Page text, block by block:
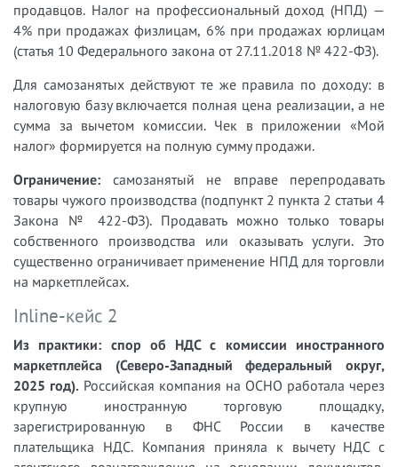
продавцов. Налог на профессиональный доход (НПД) —
4% при продажах физлицам, 6% при продажах юрлицам
(статья 10 Федерального закона от 27.11.2018 № 422-ФЗ).
Для самозанятых действуют те же правила по доходу: в
налоговую базу включается полная цена реализации, а не
сумма за вычетом комиссии. Чек в приложении «Мой
налог» формируется на полную сумму продажи.
Ограничение: самозанятый не вправе перепродавать
товары чужого производства (подпункт 2 пункта 2 статьи 4
Закона № 422-ФЗ). Продавать можно только товары
собственного производства или оказывать услуги. Это
существенно ограничивает применение НПД для торговли
на маркетплейсах.
Inline-кейс 2
Из практики: спор об НДС с комиссии иностранного
маркетплейса (Северо-Западный федеральный округ,
2025 год). Российская компания на ОСНО работала через
крупную иностранную торговую площадку,
зарегистрированную в ФНС России в качестве
плательщика НДС. Компания приняла к вычету НДС с